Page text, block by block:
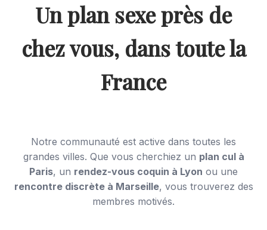
Un plan sexe près de
chez vous, dans toute la
France
Notre communauté est active dans toutes les
grandes villes. Que vous cherchiez un plan cul à
Paris, un rendez-vous coquin à Lyon ou une
rencontre discrète à Marseille, vous trouverez des
membres motivés.